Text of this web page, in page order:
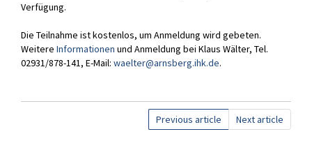
Contact
Verfügung.
Die Teilnahme ist kostenlos, um Anmeldung wird gebeten.
WeitereInformationenund Anmeldung bei Klaus Wälter, Tel.
02931/878-141, E-Mail:waelter@arnsberg.ihk.de.
Previous article Next article